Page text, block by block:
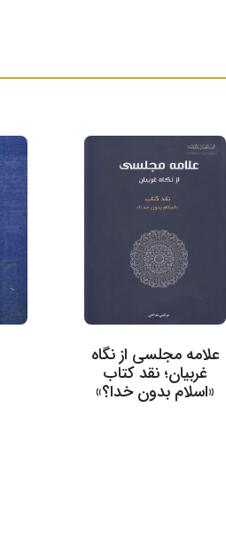
علامه مجلسی از نگاه
غربیان؛ نقد کتاب
«اسلام بدون خدا؟»